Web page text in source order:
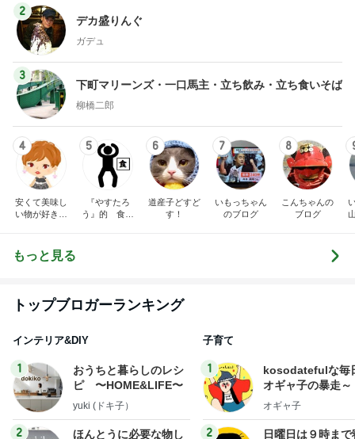
2
デカ盛りんぐ
ガデュ
3
下町マリーンズ・一口馬主・立ち飲み・立ち食いそば
柳橋二郎
4
安くて美味し
い物が好き☆
5
『やすたろ
う』的 食の
6
道産子どすど
す！
7
いもっちゃん
のブログ
8
こんちゃんの
ブログ
もっと見る
トップブロガーランキング
インテリア&DIY
1
おうちと暮らしのレシ
ピ 〜HOME&LIFE〜
yuki (ドキ子）
2
ほんとうに必要な物し
子育て
1
kosodatefulな毎
オギャ子の暴走～
オギャ子
2
日曜日は９時まで